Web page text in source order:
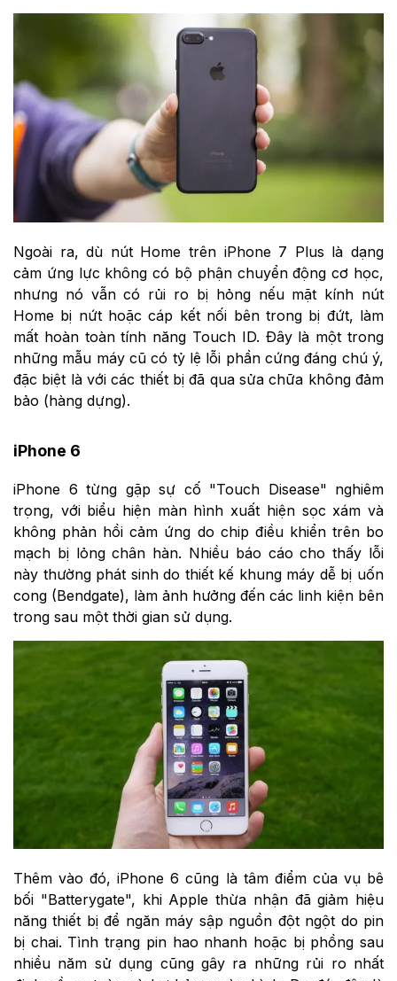
Ngoài ra, dù nút Home trên iPhone 7 Plus là dạng
cảm ứng lực không có bộ phận chuyển động cơ học,
nhưng nó vẫn có rủi ro bị hỏng nếu mặt kính nút
Home bị nứt hoặc cáp kết nối bên trong bị đứt, làm
mất hoàn toàn tính năng Touch ID. Đây là một trong
những mẫu máy cũ có tỷ lệ lỗi phần cứng đáng chú ý,
đặc biệt là với các thiết bị đã qua sửa chữa không đảm
bảo (hàng dựng).
iPhone 6
iPhone 6 từng gặp sự cố "Touch Disease" nghiêm
trọng, với biểu hiện màn hình xuất hiện sọc xám và
không phản hồi cảm ứng do chip điều khiển trên bo
mạch bị lỏng chân hàn. Nhiều báo cáo cho thấy lỗi
này thường phát sinh do thiết kế khung máy dễ bị uốn
cong (Bendgate), làm ảnh hưởng đến các linh kiện bên
trong sau một thời gian sử dụng.
Thêm vào đó, iPhone 6 cũng là tâm điểm của vụ bê
bối "Batterygate", khi Apple thừa nhận đã giảm hiệu
năng thiết bị để ngăn máy sập nguồn đột ngột do pin
bị chai. Tình trạng pin hao nhanh hoặc bị phồng sau
nhiều năm sử dụng cũng gây ra những rủi ro nhất